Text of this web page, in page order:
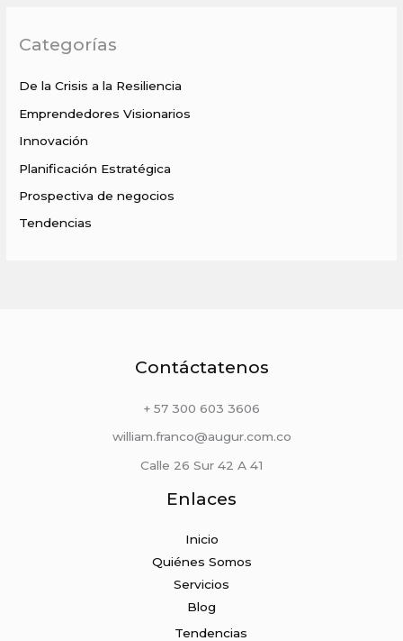
Categorías
De la Crisis a la Resiliencia
Emprendedores Visionarios
Innovación
Planificación Estratégica
Prospectiva de negocios
Tendencias
Contáctatenos
+ 57 300 603 3606
william.franco@augur.com.co
Calle 26 Sur 42 A 41
Enlaces
Inicio
Quiénes Somos
Servicios
Blog
Tendencias